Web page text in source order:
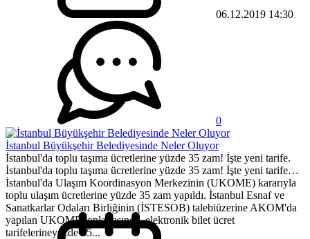
06.12.2019 14:30
0
İstanbul Büyükşehir Belediyesinde Neler Oluyor
İstanbul'da toplu taşıma ücretlerine yüzde 35 zam! İşte yeni tarife.
İstanbul'da toplu taşıma ücretlerine yüzde 35 zam! İşte yeni tarife…
İstanbul'da Ulaşım Koordinasyon Merkezinin (UKOME) kararıyla
toplu ulaşım ücretlerine yüzde 35 zam yapıldı. İstanbul Esnaf ve
Sanatkarlar Odaları Birliğinin (İSTESOB) talebiüzerine AKOM'da
yapılan UKOME toplantısında, elektronik bilet ücret
tarifelerineyüzde 35...